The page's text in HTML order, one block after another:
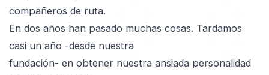
compañeros de ruta.
En dos años han pasado muchas cosas. Tardamos
casi un año -desde nuestra
fundación- en obtener nuestra ansiada personalidad